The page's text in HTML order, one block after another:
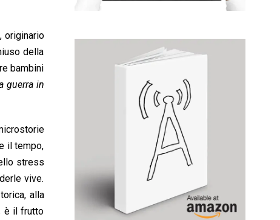
originario
della
bambini
guerra in
il tempo,
stress
vive.
alla
è il frutto